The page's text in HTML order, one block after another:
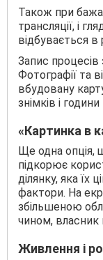
Також при
трансляції, і
відбувається в
Запис
Фотографії та
вбудовану
знімків і години
«Картинка в
Ще одна опція,
підкорює
ділянку, яка їх
фактори. На
збільшеною
чином, власник
Живлення і